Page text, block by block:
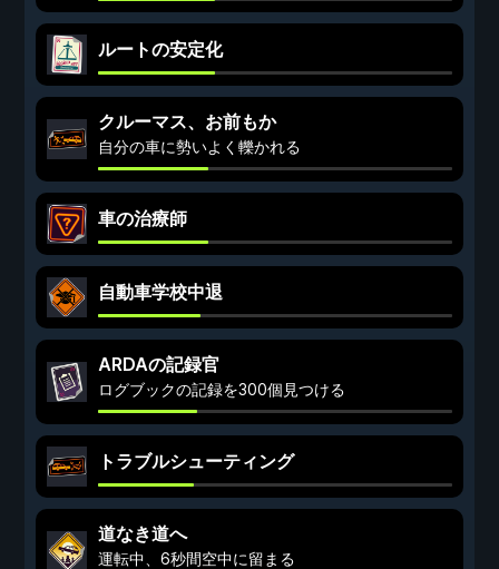
ルートの安定化
クルーマス、お前もか
自分の車に勢いよく轢かれる
車の治療師
自動車学校中退
ARDAの記録官
ログブックの記録を300個見つける
トラブルシューティング
道なき道へ
運転中、6秒間空中に留まる